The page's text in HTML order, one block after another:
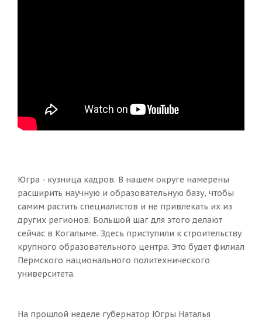
Югра - кузница кадров. В нашем округе намерены
расширить научную и образовательную базу, чтобы
самим растить специалистов и не привлекать их из
других регионов. Большой шаг для этого делают
сейчас в Когалыме. Здесь приступили к строительству
крупного образовательного центра. Это будет филиал
Пермского национального политехнического
университета.
На прошлой неделе губернатор Югры Наталья